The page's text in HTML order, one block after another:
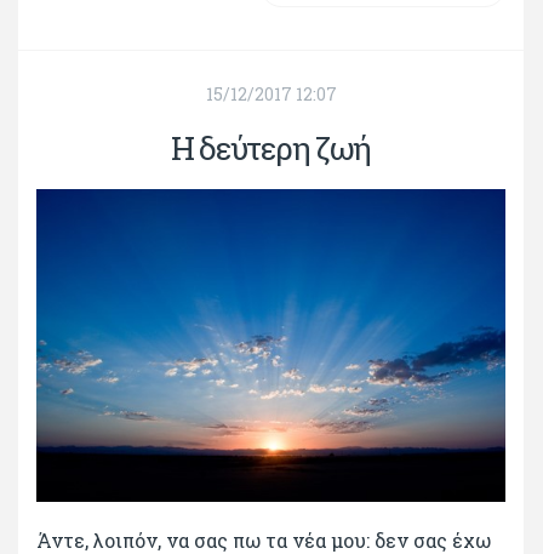
15/12/2017 12:07
Η δεύτερη ζωή
Άντε, λοιπόν, να σας πω τα νέα μου: δεν σας έχω